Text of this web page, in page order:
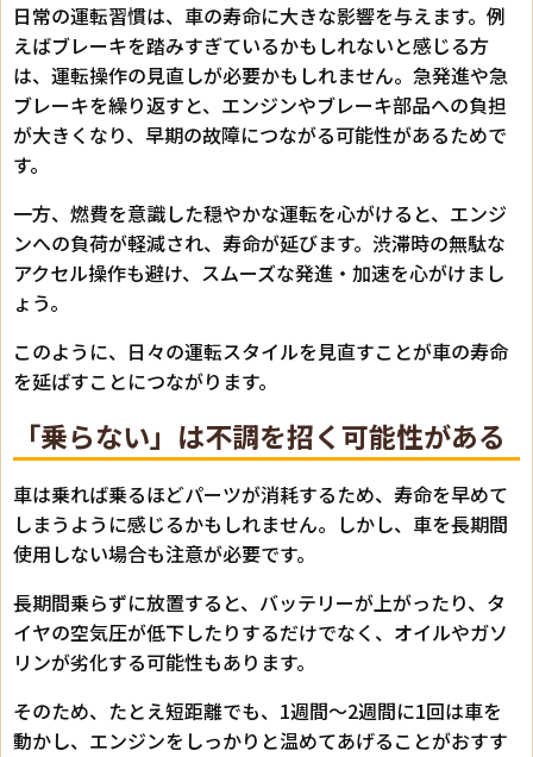
日常の運転習慣は、車の寿命に大きな影響を与えます。例
えばブレーキを踏みすぎているかもしれないと感じる方
は、運転操作の見直しが必要かもしれません。急発進や急
ブレーキを繰り返すと、エンジンやブレーキ部品への負担
が大きくなり、早期の故障につながる可能性があるためで
す。
一方、燃費を意識した穏やかな運転を心がけると、エンジ
ンへの負荷が軽減され、寿命が延びます。渋滞時の無駄な
アクセル操作も避け、スムーズな発進・加速を心がけまし
ょう。
このように、日々の運転スタイルを見直すことが車の寿命
を延ばすことにつながります。
「乗らない」は不調を招く可能性がある
車は乗れば乗るほどパーツが消耗するため、寿命を早めて
しまうように感じるかもしれません。しかし、車を長期間
使用しない場合も注意が必要です。
長期間乗らずに放置すると、バッテリーが上がったり、タ
イヤの空気圧が低下したりするだけでなく、オイルやガソ
リンが劣化する可能性もあります。
そのため、たとえ短距離でも、1週間～2週間に1回は車を
動かし、エンジンをしっかりと温めてあげることがおすす